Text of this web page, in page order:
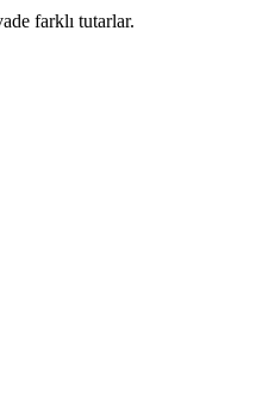
farklı tutarlar.